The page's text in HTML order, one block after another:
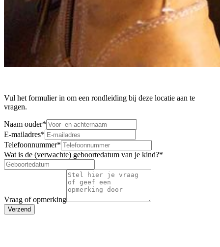
Vul het formulier in om een rondleiding bij deze locatie aan te
vragen.
Naam ouder*
E-mailadres*
Telefoonnummer*
Wat is de (verwachte) geboortedatum van je kind?*
Vraag of opmerking
Verzend